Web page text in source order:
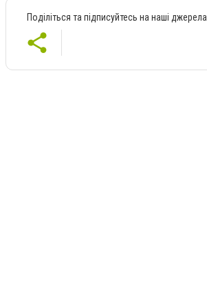
Поділіться та підписуйтесь на наші джерела